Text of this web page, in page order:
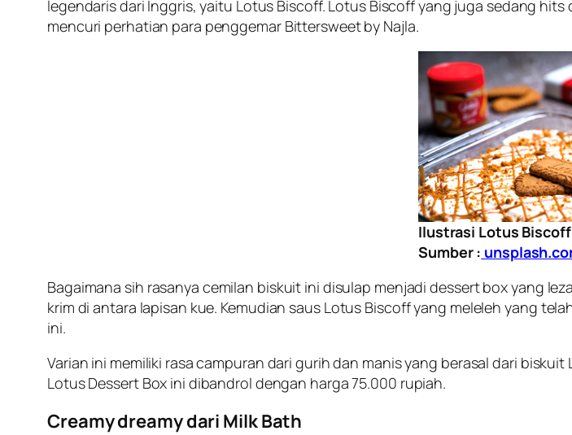
legendaris dari Inggris, yaitu Lotus Biscoff. Lotus Biscoff yang juga sedang hits
mencuri perhatian para penggemar Bittersweet by Najla.
Ilustrasi Lotus Biscoff
Sumber :
Bagaimana sih rasanya cemilan biskuit ini disulap menjadi dessert box yang
krim di antara lapisan kue. Kemudian saus Lotus Biscoff yang meleleh yang
ini.
Varian ini memiliki rasa campuran dari gurih dan manis yang berasal dari
Lotus Dessert Box ini dibandrol dengan harga 75.000 rupiah.
Creamy dreamydari Milk Bath